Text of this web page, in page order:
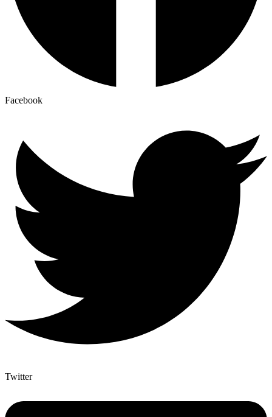
Facebook
Twitter